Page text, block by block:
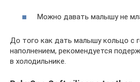
Можно давать малышу не
До того как дать малышу кольцо с
наполнением, рекомендуется
в холодильнике.